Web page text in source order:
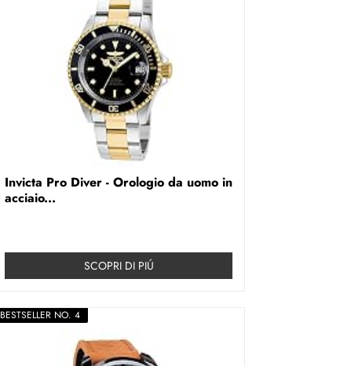
Invicta Pro Diver - Orologio da uomo in
acciaio...
SCOPRI DI PIÚ
BESTSELLER NO. 4